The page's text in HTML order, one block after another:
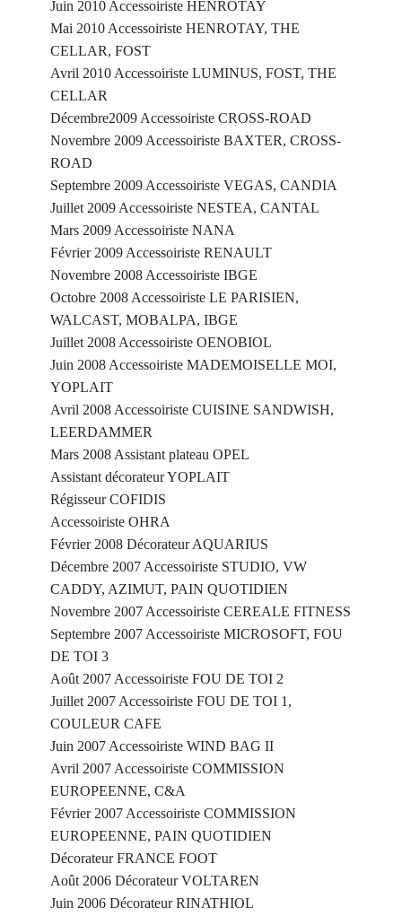
Juin 2010 Accessoiriste HENROTAY
Mai 2010 Accessoiriste HENROTAY, THE
CELLAR, FOST
Avril 2010 Accessoiriste LUMINUS, FOST, THE
CELLAR
Décembre2009 Accessoiriste CROSS-ROAD
Novembre 2009 Accessoiriste BAXTER, CROSS-
ROAD
Septembre 2009 Accessoiriste VEGAS, CANDIA
Juillet 2009 Accessoiriste NESTEA, CANTAL
Mars 2009 Accessoiriste NANA
Février 2009 Accessoiriste RENAULT
Novembre 2008 Accessoiriste IBGE
Octobre 2008 Accessoiriste LE PARISIEN,
WALCAST, MOBALPA, IBGE
Juillet 2008 Accessoiriste OENOBIOL
Juin 2008 Accessoiriste MADEMOISELLE MOI,
YOPLAIT
Avril 2008 Accessoiriste CUISINE SANDWISH,
LEERDAMMER
Mars 2008 Assistant plateau OPEL
Assistant décorateur YOPLAIT
Régisseur COFIDIS
Accessoiriste OHRA
Février 2008 Décorateur AQUARIUS
Décembre 2007 Accessoiriste STUDIO, VW
CADDY, AZIMUT, PAIN QUOTIDIEN
Novembre 2007 Accessoiriste CEREALE FITNESS
Septembre 2007 Accessoiriste MICROSOFT, FOU
DE TOI 3
Août 2007 Accessoiriste FOU DE TOI 2
Juillet 2007 Accessoiriste FOU DE TOI 1,
COULEUR CAFE
Juin 2007 Accessoiriste WIND BAG II
Avril 2007 Accessoiriste COMMISSION
EUROPEENNE, C&A
Février 2007 Accessoiriste COMMISSION
EUROPEENNE, PAIN QUOTIDIEN
Décorateur FRANCE FOOT
Août 2006 Décorateur VOLTAREN
Juin 2006 Décorateur RINATHIOL